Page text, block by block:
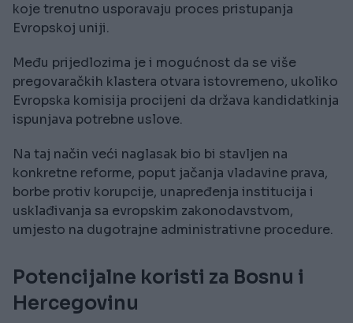
koje trenutno usporavaju proces pristupanja
Evropskoj uniji.
Među prijedlozima je i mogućnost da se više
pregovaračkih klastera otvara istovremeno, ukoliko
Evropska komisija procijeni da država kandidatkinja
ispunjava potrebne uslove.
Na taj način veći naglasak bio bi stavljen na
konkretne reforme, poput jačanja vladavine prava,
borbe protiv korupcije, unapređenja institucija i
usklađivanja sa evropskim zakonodavstvom,
umjesto na dugotrajne administrativne procedure.
Potencijalne koristi za Bosnu i
Hercegovinu